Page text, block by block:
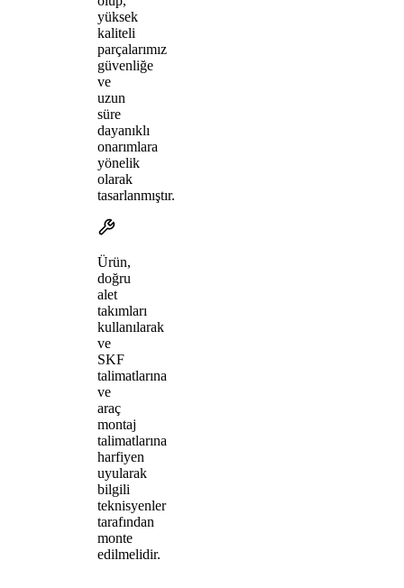
yüksek
kaliteli
parçalarımız
güvenliğe
ve
uzun
süre
dayanıklı
onarımlara
yönelik
olarak
tasarlanmıştır.
Ürün,
doğru
alet
takımları
kullanılarak
ve
SKF
talimatlarına
ve
araç
montaj
talimatlarına
harfiyen
uyularak
bilgili
teknisyenler
tarafından
monte
edilmelidir.